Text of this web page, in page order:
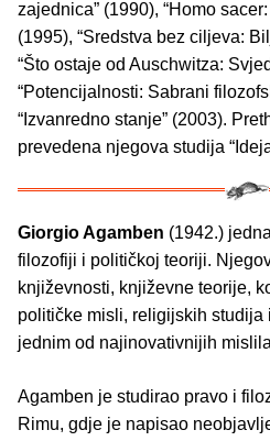
zajednica” (1990), “Homo
(1995), “Sredstva bez ciljeva:
“Što ostaje od Auschwitza:
“Potencijalnosti: Sabrani
“Izvanredno stanje” (2003).
prevedena njegova studija
Giorgio Agamben (1942.)
filozofiji i političkoj teoriji.
književnosti, književne teorije,
političke misli, religijskih
jednim od najinovativnijih
Agamben je studirao pravo i
Rimu, gdje je napisao